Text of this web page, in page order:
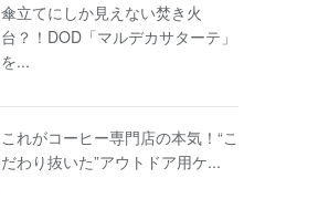
傘立てにしか見えない焚き火
台？！DOD「マルデカサターテ」
を...
これがコーヒー専門店の本気！“こ
だわり抜いた”アウトドア用ケ...